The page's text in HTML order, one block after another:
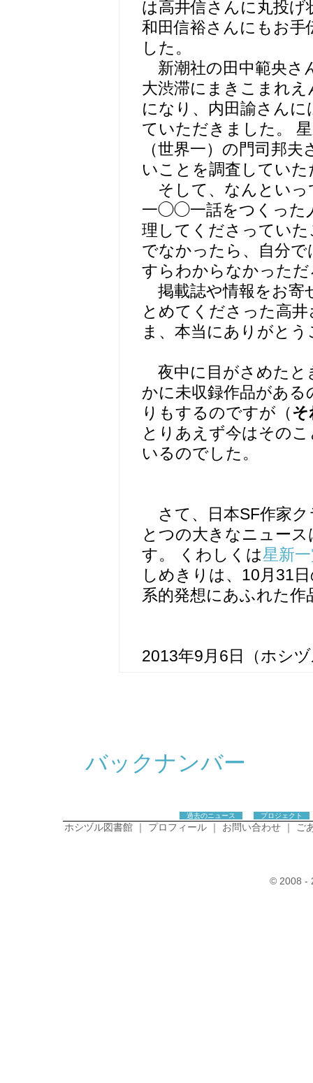
は高井信さんに丸投
和田信裕さんにもお
した。
新潮社の田中範央さ
大渋滞にまきこまれ
になり、内田諭さん
ていただきました。
（世界一）の門司邦
いことを調査してい
そして、なんとい
一◯◯一話をつくった
理してくださってい
でなかったら、自分
すらわからなかった
掲載誌や情報をお寄
とめてくださった高
ま、本当にありがと
夜中に目がさめたと
かに未収録作品があ
りもするのですが（そ
とりあえず今はその
いるのでした。
さて、日本SF作家ク
とつの大きなニュー
す。 くわしくは星新
しめきりは、10月31
系的発想にあふれた
2013年9月6日（ホシ
バックナンバー
過去のニュース プロジェクト
ホシヅル図書館 プロフィール お問い合わせ ご
© 2008 -